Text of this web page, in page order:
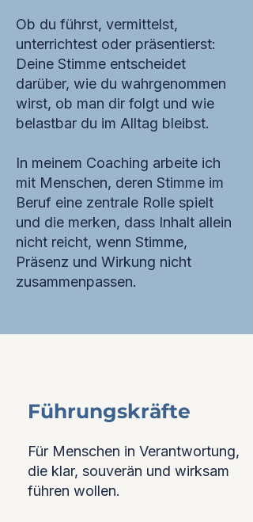
Ob du führst, vermittelst,
unterrichtest oder präsentierst:
Deine Stimme entscheidet
darüber, wie du wahrgenommen
wirst, ob man dir folgt und wie
belastbar du im Alltag bleibst.
In meinem Coaching arbeite ich
mit Menschen, deren Stimme im
Beruf eine zentrale Rolle spielt
und die merken, dass Inhalt allein
nicht reicht, wenn Stimme,
Präsenz und Wirkung nicht
zusammenpassen.
Führungskräfte
Für Menschen in Verantwortung,
die klar, souverän und wirksam
führen wollen.